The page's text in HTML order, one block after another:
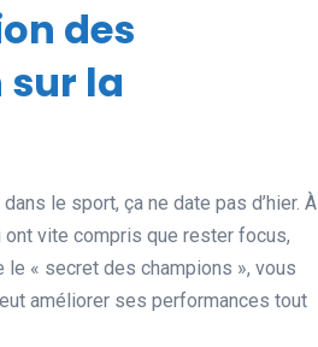
des
la
dans le sport, ça ne date pas d’hier. À
vite compris que rester focus,
le « secret des champions », vous
améliorer ses performances tout